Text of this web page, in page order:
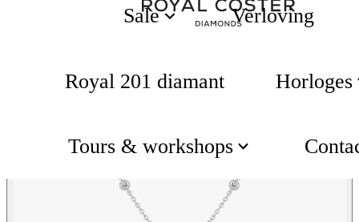
Sale Verloving
Royal 201 diamant Horloges
Tours & workshops
Garden collectie